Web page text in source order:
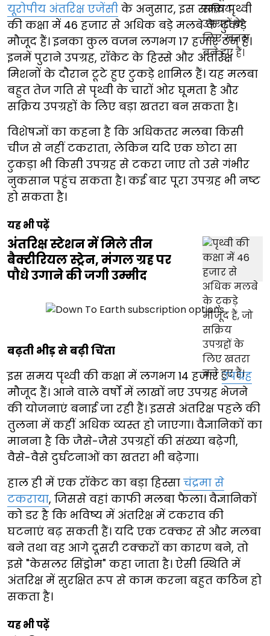
यूरोपीय अंतरिक्ष एजेंसी के अनुसार, इस समय पृथ्वी
की कक्षा में 46 हजार से अधिक बड़े मलबे के टुकड़े
मौजूद हैं। इनका कुल वजन लगभग 17 हजार टन है।
इनमें पुराने उपग्रह, रॉकेट के हिस्से और अंतरिक्ष
मिशनों के दौरान टूटे हुए टुकड़े शामिल हैं। यह मलबा
बहुत तेज गति से पृथ्वी के चारों ओर घूमता है और
सक्रिय उपग्रहों के लिए बड़ा खतरा बन सकता है।
विशेषज्ञों का कहना है कि अधिकतर मलबा किसी
चीज से नहीं टकराता, लेकिन यदि एक छोटा सा
टुकड़ा भी किसी उपग्रह से टकरा जाए तो उसे गंभीर
नुकसान पहुंच सकता है। कई बार पूरा उपग्रह भी नष्ट
हो सकता है।
यह भी पढ़ें
अंतरिक्ष स्टेशन में मिले तीन
बैक्टीरियल स्ट्रेन, मंगल ग्रह पर
पौधे उगाने की जगी उम्मीद
बढ़ती भीड़ से बढ़ी चिंता
इस समय पृथ्वी की कक्षा में लगभग 14 हजारउपग्रह
मौजूद हैं। आने वाले वर्षों में लाखों नए उपग्रह भेजने
की योजनाएं बनाई जा रही हैं। इससे अंतरिक्ष पहले की
तुलना में कहीं अधिक व्यस्त हो जाएगा। वैज्ञानिकों का
मानना है कि जैसे-जैसे उपग्रहों की संख्या बढ़ेगी,
वैसे-वैसे दुर्घटनाओं का खतरा भी बढ़ेगा।
हाल ही में एक रॉकेट का बड़ा हिस्सा चंद्रमा से
टकराया, जिससे वहां काफी मलबा फैला। वैज्ञानिकों
को डर है कि भविष्य में अंतरिक्ष में टकराव की
घटनाएं बढ़ सकती हैं। यदि एक टक्कर से और मलबा
बने तथा वह आगे दूसरी टक्करों का कारण बने, तो
इसे "केसलर सिंड्रोम" कहा जाता है। ऐसी स्थिति में
अंतरिक्ष में सुरक्षित रूप से काम करना बहुत कठिन हो
सकता है।
यह भी पढ़ें